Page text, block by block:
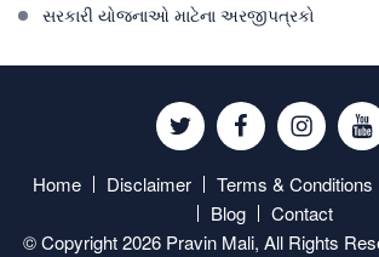
સરકારી યોજનાઓ માટેના અરજીપત્રકો
TwitterFacebookInstagram
Home Disclaimer Terms & Conditions
Blog
Contact
© Copyright 2026 Pravin Mali, All Rights